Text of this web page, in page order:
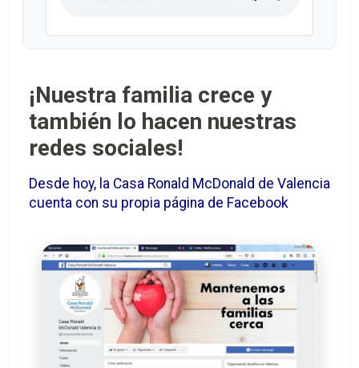
¡Nuestra familia crece y
también lo hacen nuestras
redes sociales!
Desde hoy, la Casa Ronald McDonald de Valencia
cuenta con su propia página de Facebook